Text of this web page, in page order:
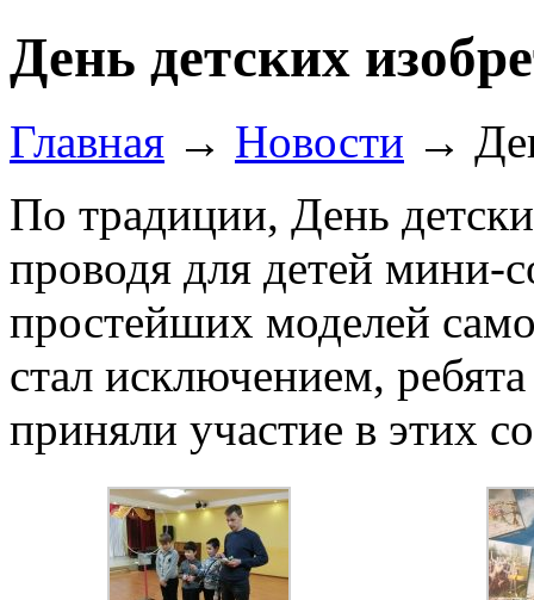
День детских
Главная → Новости →
По традиции, День
проводя для детей мини-
простейших моделей
стал исключением,
приняли участие в этих